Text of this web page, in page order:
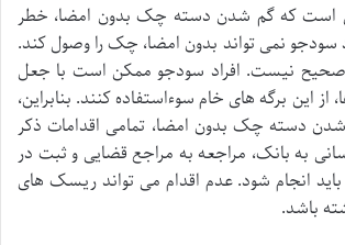
است که گم شدن دسته چک بدون امضا، خطر
سودجو نمی تواند بدون امضا، چک را وصول کند.
صحیح نیست. افراد سودجو ممکن است با جعل
از این برگه های خام سوءاستفاده کنند. بنابراین،
دسته چک بدون امضا، تمامی اقدامات ذکر
به بانک، مراجعه به مراجع قضایی و ثبت در
باید انجام شود. عدم اقدام می تواند ریسک های
باشد.